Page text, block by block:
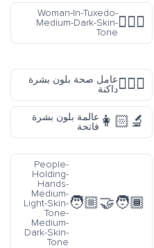
🤵🏾‍♀️
Woman-In-Tuxedo-
Medium-Dark-Skin-
Tone
👨🏿‍⚕️عامل صحة بلون بشرة
داكنة
👩🏻‍🔬 عالمة بلون بشرة
فاتحة
🧑🏼‍🤝‍🧑🏾
People-
Holding-
Hands-
Medium-
Light-Skin-
Tone-
Medium-
Dark-Skin-
Tone